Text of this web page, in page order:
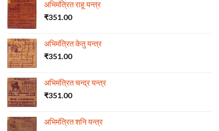
अभिमंत्रित राहू यन्त्र
₹351.00
अभिमंत्रित केतु यन्त्र
₹351.00
अभिमंत्रित चन्द्र यन्त्र
₹351.00
अभिमंत्रित शनि यन्त्र